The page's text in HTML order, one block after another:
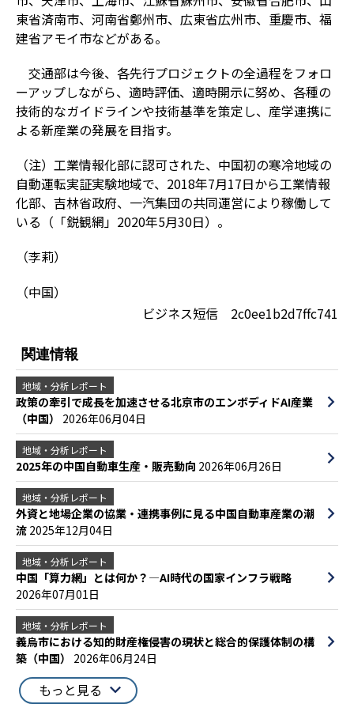
東省済南市、河南省鄭州市、広東省広州市、重慶市、福
建省アモイ市などがある。
交通部は今後、各先行プロジェクトの全過程をフォロ
ーアップしながら、適時評価、適時開示に努め、各種の
技術的なガイドラインや技術基準を策定し、産学連携に
よる新産業の発展を目指す。
（注）工業情報化部に認可された、中国初の寒冷地域の
自動運転実証実験地域で、2018年7月17日から工業情報
化部、吉林省政府、一汽集団の共同運営により稼働して
いる（「鋭観網」2020年5月30日）。
（李莉）
（中国）
ビジネス短信 2c0ee1b2d7ffc741
関連情報
地域・分析レポート
政策の牽引で成長を加速させる北京市のエンボディドAI産業
（中国） 2026年06月04日
地域・分析レポート
2025年の中国自動車生産・販売動向 2026年06月26日
地域・分析レポート
外資と地場企業の協業・連携事例に見る中国自動車産業の潮
流 2025年12月04日
地域・分析レポート
中国「算力網」とは何か？—AI時代の国家インフラ戦略
2026年07月01日
地域・分析レポート
義烏市における知的財産権侵害の現状と総合的保護体制の構
築（中国） 2026年06月24日
もっと見る